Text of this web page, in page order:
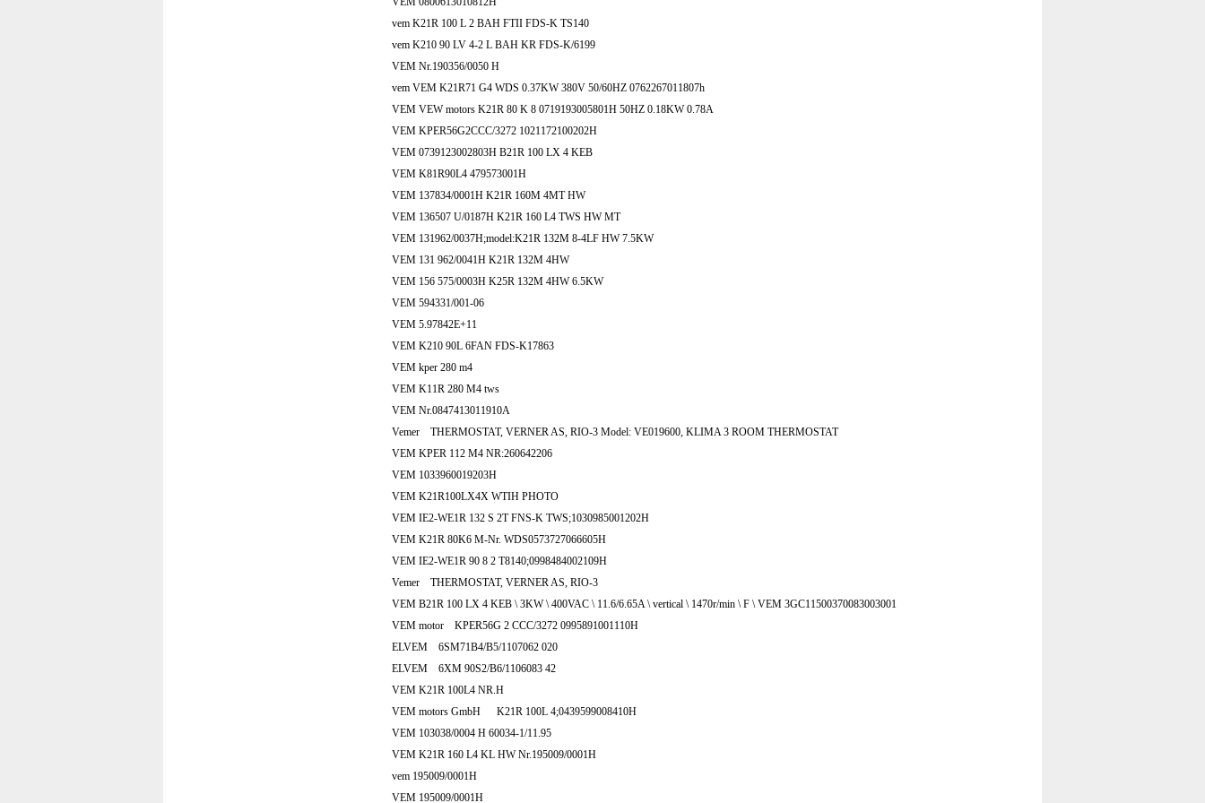
vem K21R 100 L 2 BAH FTII FDS-K TS140
vem K210 90 LV 4-2 L BAH KR FDS-K/6199
VEM Nr.190356/0050 H
vem VEM K21R71 G4 WDS 0.37KW 380V 50/60HZ 0762267011807h
VEM VEW motors K21R 80 K 8 0719193005801H 50HZ 0.18KW 0.78A
VEM KPER56G2CCC/3272 1021172100202H
VEM 0739123002803H B21R 100 LX 4 KEB
VEM K81R90L4 479573001H
VEM 137834/0001H K21R 160M 4MT HW
VEM 136507 U/0187H K21R 160 L4 TWS HW MT
VEM 131962/0037H;model:K21R 132M 8-4LF HW 7.5KW
VEM 131 962/0041H K21R 132M 4HW
VEM 156 575/0003H K25R 132M 4HW 6.5KW
VEM 594331/001-06
VEM 5.97842E+11
VEM K210 90L 6FAN FDS-K17863
VEM kper 280 m4
VEM K11R 280 M4 tws
VEM Nr.0847413011910A
Vemer THERMOSTAT, VERNER AS, RIO-3 Model: VE019600, KLIMA 3 ROOM THERMOSTAT
VEM KPER 112 M4 NR:260642206
VEM 1033960019203H
VEM K21R100LX4X WTIH PHOTO
VEM IE2-WE1R 132 S 2T FNS-K TWS;1030985001202H
VEM K21R 80K6 M-Nr. WDS0573727066605H
VEM IE2-WE1R 90 8 2 T8140;0998484002109H
Vemer THERMOSTAT, VERNER AS, RIO-3
VEM B21R 100 LX 4 KEB \ 3KW \ 400VAC \ 11.6/6.65A \ vertical \ 1470r/min \ F \ VEM 3GC11500370083003001
VEM motor KPER56G 2 CCC/3272 0995891001110H
ELVEM 6SM71B4/B5/1107062 020
ELVEM 6XM 90S2/B6/1106083 42
VEM K21R 100L4 NR.H
VEM motors GmbH K21R 100L 4;0439599008410H
VEM 103038/0004 H 60034-1/11.95
VEM K21R 160 L4 KL HW Nr.195009/0001H
vem 195009/0001H
VEM 195009/0001H